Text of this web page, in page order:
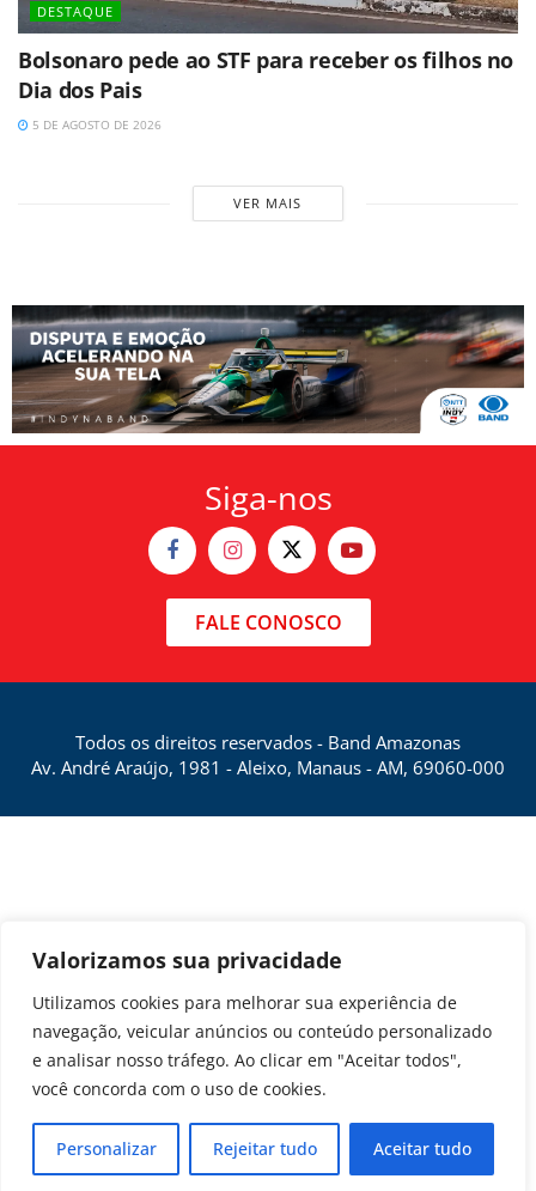
Valorizamos sua privacidade
Utilizamos cookies para melhorar sua experiência de
navegação, veicular anúncios ou conteúdo personalizado
e analisar nosso tráfego. Ao clicar em "Aceitar todos",
você concorda com o uso de cookies.
Personalizar Rejeitar tudo Aceitar tudo
DESTAQUE
Bolsonaro pede ao STF para receber os filhos no
Dia dos Pais
5 DE AGOSTO DE 2026
VER MAIS
Siga-nos
FALE CONOSCO
Todos os direitos reservados - Band Amazonas
Av. André Araújo, 1981 - Aleixo, Manaus - AM, 69060-000